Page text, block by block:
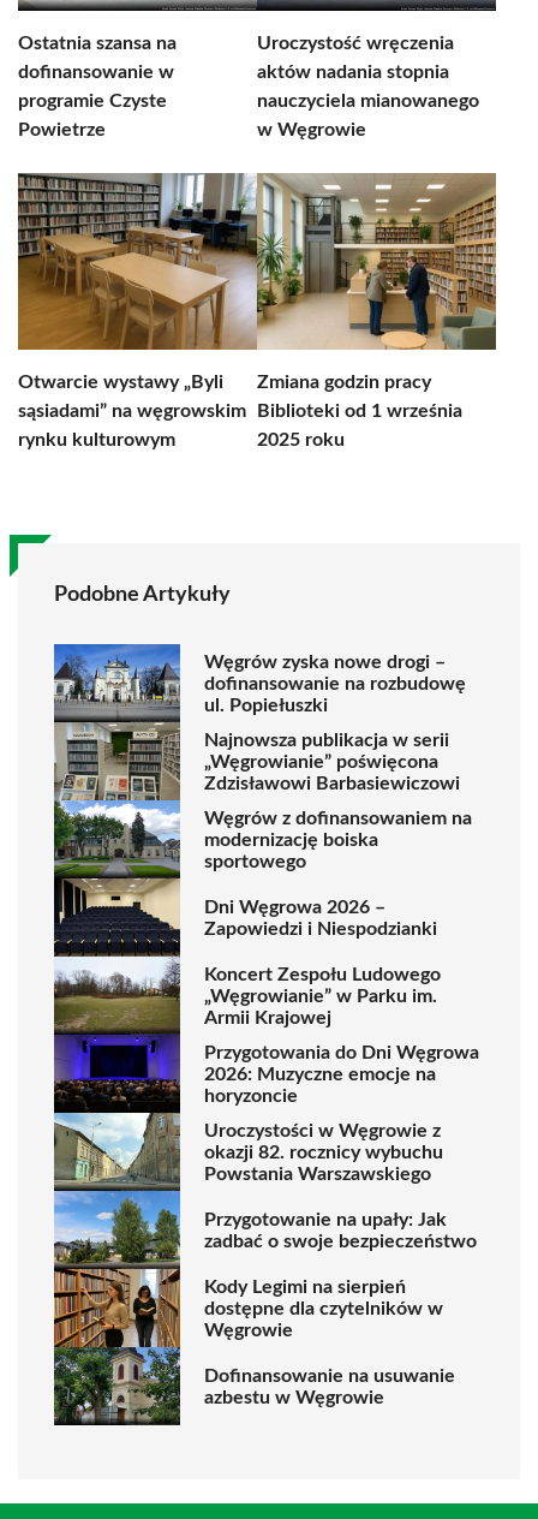
Ostatnia szansa na
dofinansowanie w
programie Czyste
Powietrze
Uroczystość wręczenia
aktów nadania stopnia
nauczyciela mianowanego
w Węgrowie
Otwarcie wystawy „Byli
sąsiadami” na węgrowskim
rynku kulturowym
Zmiana godzin pracy
Biblioteki od 1 września
2025 roku
Podobne Artykuły
Węgrów zyska nowe drogi –
dofinansowanie na rozbudowę
ul. Popiełuszki
Najnowsza publikacja w serii
„Węgrowianie” poświęcona
Zdzisławowi Barbasiewiczowi
Węgrów z dofinansowaniem na
modernizację boiska
sportowego
Dni Węgrowa 2026 –
Zapowiedzi i Niespodzianki
Koncert Zespołu Ludowego
„Węgrowianie” w Parku im.
Armii Krajowej
Przygotowania do Dni Węgrowa
2026: Muzyczne emocje na
horyzoncie
Uroczystości w Węgrowie z
okazji 82. rocznicy wybuchu
Powstania Warszawskiego
Przygotowanie na upały: Jak
zadbać o swoje bezpieczeństwo
Kody Legimi na sierpień
dostępne dla czytelników w
Węgrowie
Dofinansowanie na usuwanie
azbestu w Węgrowie